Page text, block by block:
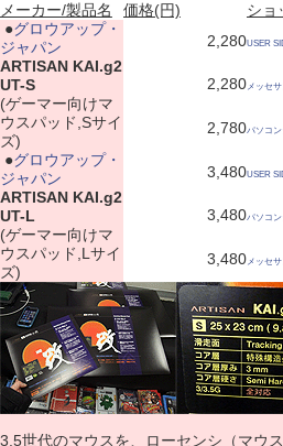
メーカー/製品名 価格(円) ショ
●グロウアップ・
ジャパン
ARTISAN KAI.g2
UT-S
(ゲーマー向けマ
ウスパッド,Sサイ
ズ)
2,280USER
2,280メッセ
2,780パソコ
●グロウアップ・
ジャパン
ARTISAN KAI.g2
UT-L
(ゲーマー向けマ
ウスパッド,Lサイ
ズ)
3,480USER
3,480パソコ
3,480メッセ
3.5世代のマウスを、ローセンシ（マウ